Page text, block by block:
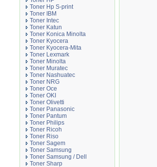
Toner Hp S-print
Toner IBM
Toner Intec
Toner Katun
Toner Konica Minolta
Toner Kyocera
Toner Kyocera-Mita
Toner Lexmark
Toner Minolta
Toner Muratec
Toner Nashuatec
Toner NRG
Toner Oce
Toner OKI
Toner Olivetti
Toner Panasonic
Toner Pantum
Toner Philips
Toner Ricoh
Toner Riso
Toner Sagem
Toner Samsung
Toner Samsung / Dell
Toner Sharp